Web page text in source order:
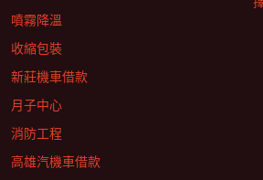
噴霧降溫
收縮包裝
新莊機車借款
月子中心
消防工程
高雄汽機車借款